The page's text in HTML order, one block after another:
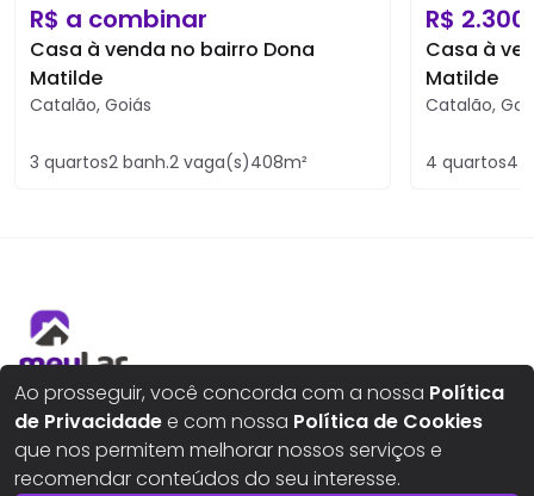
Ao prosseguir, você concorda com a nossa Política
de Privacidadee com nossa Política de Cookies
que nos permitem melhorar nossos serviços e
recomendar conteúdos do seu interesse.
R$ a combinar
Casa à venda no bairro Dona
Matilde
Catalão, Goiás
3 quartos2 banh.2 vaga(s)408m²
R$
Casa à
Matilde
Catalão,
4 quartos4
Aqui seus sonhos ganham um novo lar